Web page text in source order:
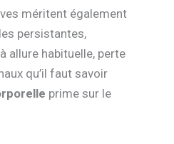
méritent également
persistantes,
allure habituelle, perte
qu’il faut savoir
prime sur le